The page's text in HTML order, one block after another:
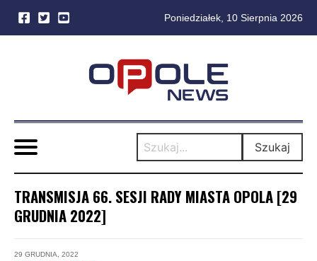
Poniedziałek, 10 Sierpnia 2026
Szukaj
TRANSMISJA 66. SESJI RADY MIASTA OPOLA [29
GRUDNIA 2022]
29 GRUDNIA, 2022